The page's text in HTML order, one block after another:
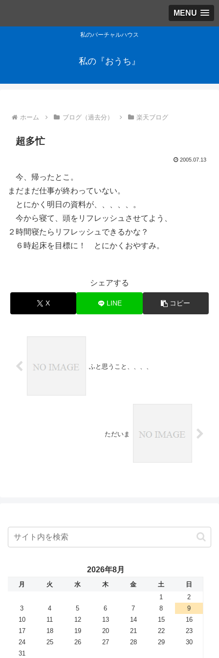
MENU
私のバーチャルハウス
私の『おうち』
ホーム ブログ（過去分） 楽天ブログ
超多忙
2005.07.13
今、帰ったとこ。
まだまだ仕事が終わっていない。
とにかく明日の資料が、、、、、。
今から寝て、頭をリフレッシュさせてよう、
２時間寝たらリフレッシュできるかな？
６時起床を目標に！ とにかくおやすみ。
シェアする
X LINE コピー
ふと思うこと、、、、
ただいま
2026年8月
月 火 水 木 金 土
日
1
2
3
4 5 6 7 8
9
10
11 12 13 14 15
16
17
18 19 20 21 22
23
24
25 26 27 28 29
30
31